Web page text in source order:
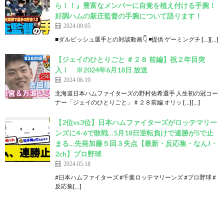
ら！！』豊富なメンバーに自覚を植え付ける手腕！
好調ハムの新庄監督の手腕について語ります！
2024.09.05
■ダルビッシュ選手との対談動画👇 ◾️提供 ゲーミングチ […][…]
【ジェイのひとりごと ＃２８ 前編】祝２年目突
入！ ※2024年6月18日 放送
2024.06.19
北海道日本ハムファイターズの野村佑希選手 人生初の冠コー
ナー「ジェイのひとりごと」＃２８前編 オリッ […][…]
【2位vs3位】日本ハムファイターズがロッテマリー
ンズに4-6で敗戦…5月18日逆転負けで連勝が5で止
まる…先発加藤５回３失点【最新・反応集・なんJ・
2ch】プロ野球
2024.05.18
#日本ハムファイターズ #千葉ロッテマリーンズ #プロ野球 #
反応集[…]